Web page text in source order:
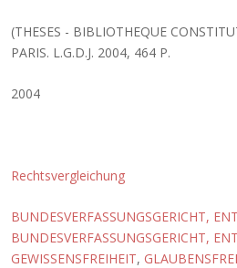
(THESES - BIBLIOTHEQUE
PARIS. L.G.D.J. 2004, 464 P.
2004
Rechtsvergleichung
BUNDESVERFASSUNGSGERICHT,
BUNDESVERFASSUNGSGERICHT,
GEWISSENSFREIHEIT,